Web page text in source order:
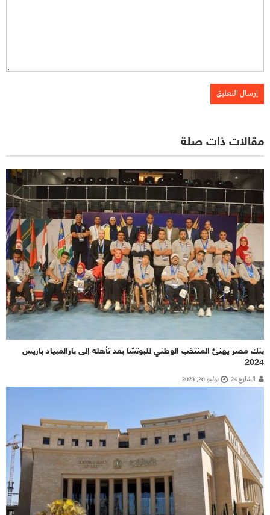
مقالات ذات صلة
بنك مصر يهنئ المنتخب الوطني للبوتشا بعد تأهله إلى بارالمبياد باريس
2024
الشارع 24 يوليو 20, 2023